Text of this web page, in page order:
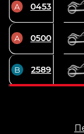
A 0453
A 0500
B 2589